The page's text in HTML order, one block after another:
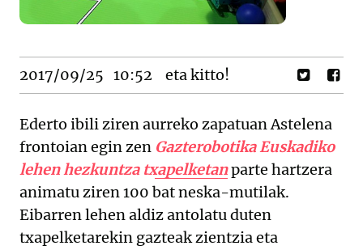
2017/09/25 10:52 eta kitto!
Ederto ibili ziren aurreko zapatuan Astelena
frontoian egin zen Gazterobotika Euskadiko
lehen hezkuntza txapelketanparte hartzera
animatu ziren 100 bat neska-mutilak.
Eibarren lehen aldiz antolatu duten
txapelketarekin gazteak zientzia eta